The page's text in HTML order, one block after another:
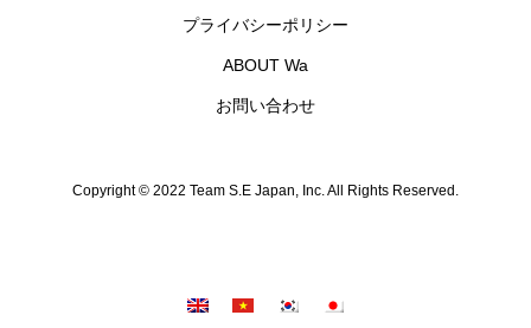
プライバシーポリシー
ABOUT Wa
お問い合わせ
Copyright © 2022 Team S.E Japan, Inc. All Rights Reserved.